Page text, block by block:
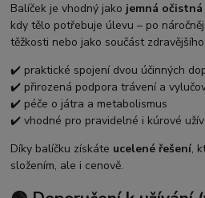
Balíček je vhodný jako jemná očistná
kdy tělo potřebuje úlevu – po
těžkosti nebo jako součást
✔️ praktické spojení dvou účinných
✔️ přirozená podpora trávení a
✔️ péče o játra a metabolismus
✔️ vhodné pro pravidelné i kúrové
Díky balíčku získáte ucelené řešení,
složením, ale i cenově.